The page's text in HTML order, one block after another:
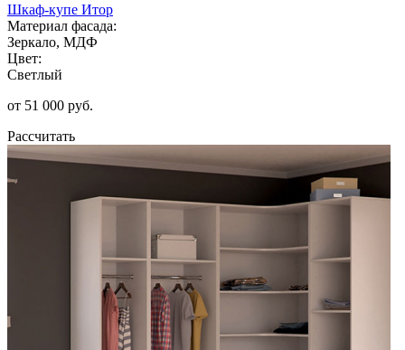
Шкаф-купе Итор
Материал фасада:
Зеркало, МДФ
Цвет:
Светлый
от 51 000 руб.
Рассчитать